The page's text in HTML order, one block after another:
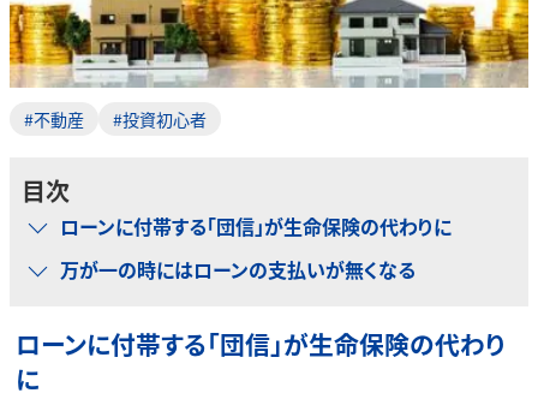
#不動産 #投資初心者
目次
ローンに付帯する「団信」が生命保険の代わりに
万が一の時にはローンの支払いが無くなる
ローンに付帯する「団信」が生命保険の代わり
に